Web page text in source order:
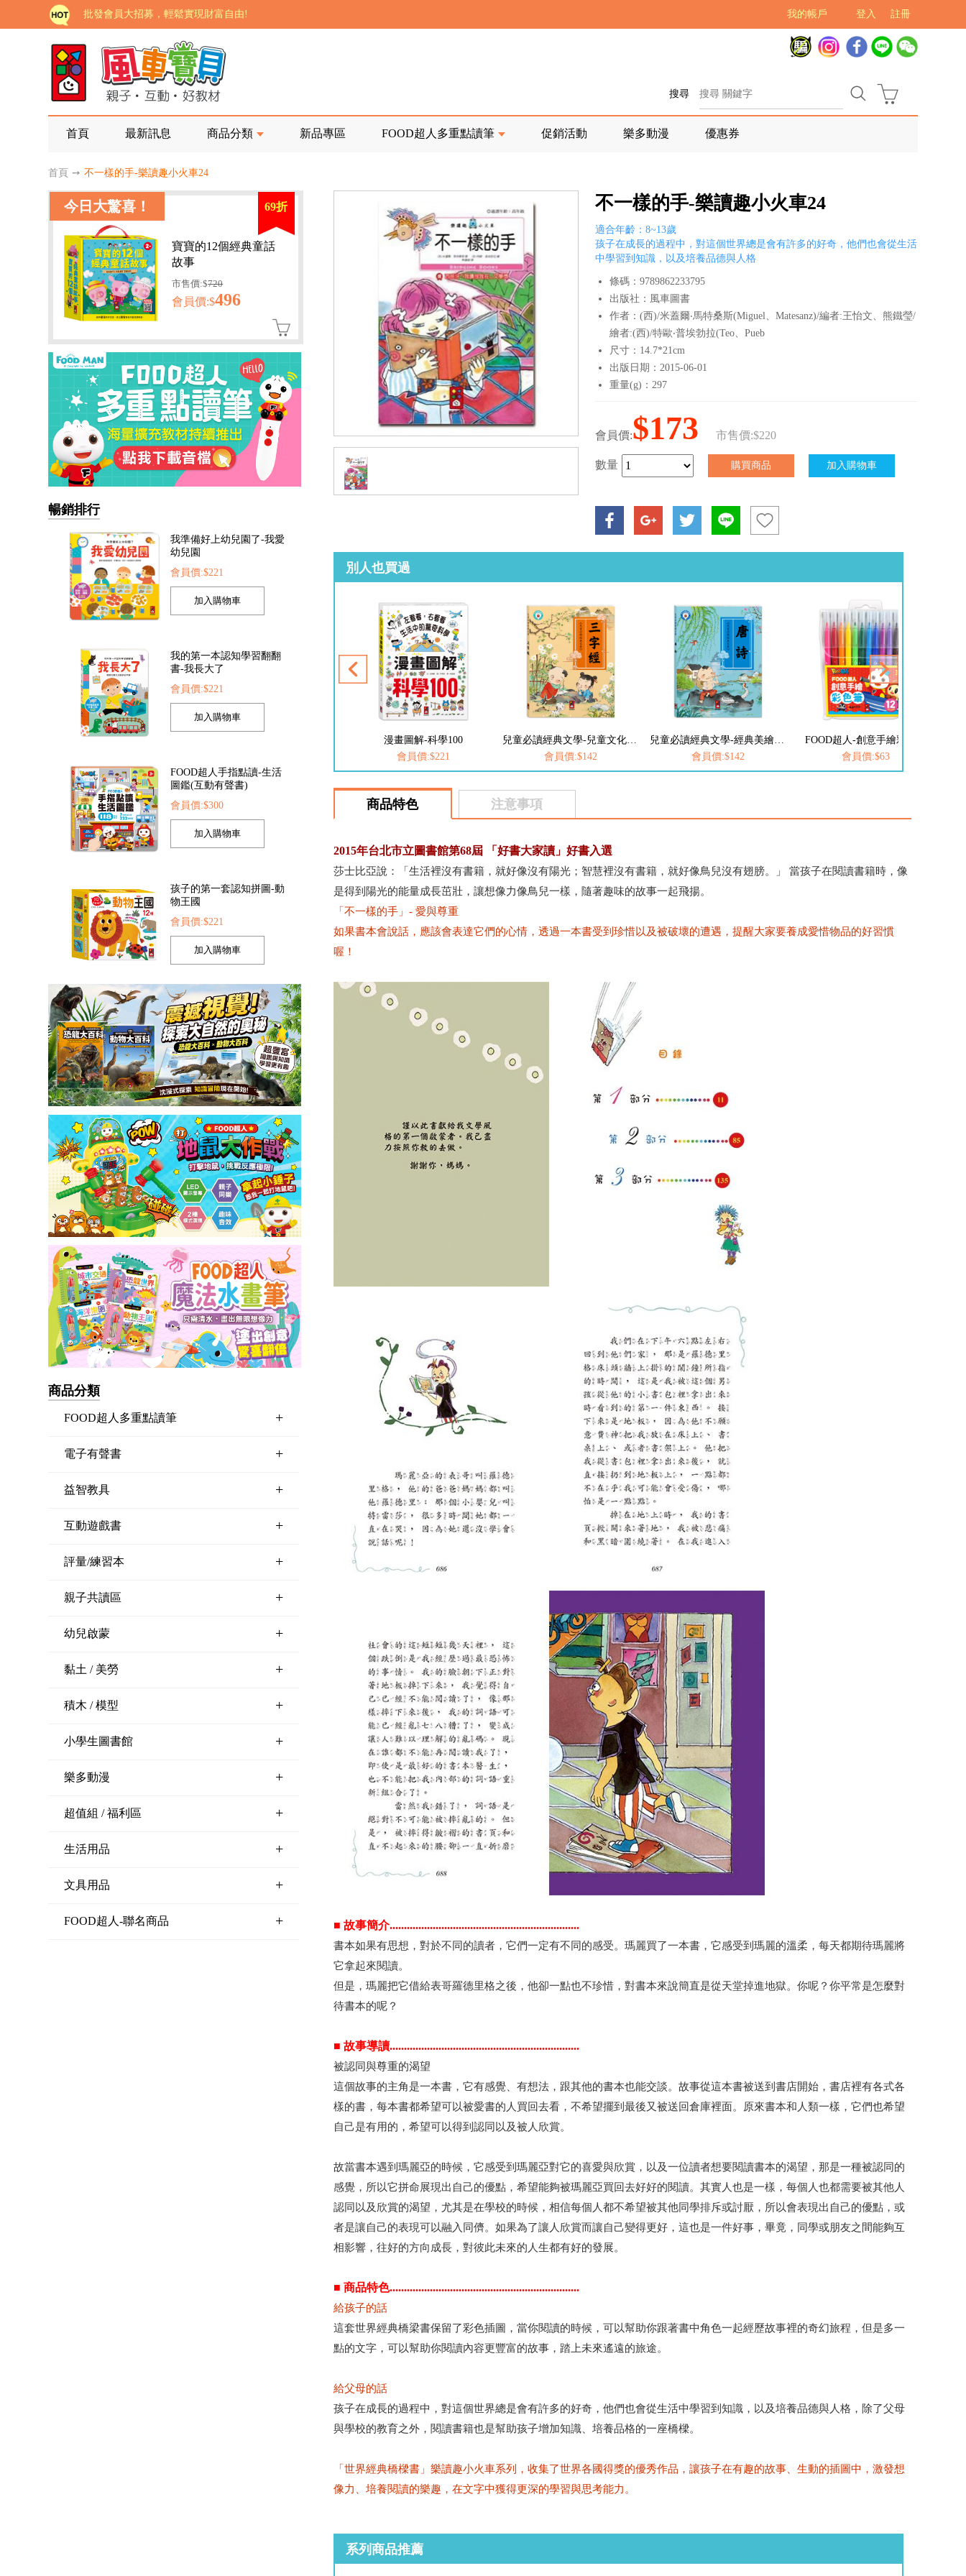
註冊
登入
我的帳戶
批發會員大招募，輕鬆實現財富自由!
如需更改或重開發票 需在訂單成立三天內通知客服 寄回發票需附上回郵郵票
老師您好!!幼教會員火熱招募中~
海外購物免煩惱！點我查看『海外購物流程說明』
家長樂了!「風車書版集團暨FOOD超人企業總部」目前正興建中!
老師您好!!幼教會員火熱招募中~
海外購物免煩惱！點我查看『海外購物流程說明』
搜尋
首頁 最新訊息 商品分類 新品專區 FOOD超人多重點讀筆 促銷活動 樂多動漫 優惠券
首頁 ➙ 不一樣的手-樂讀趣小火車24
今日大驚喜！ 69折
寶寶的12個經典童話
故事
市售價:$720
會員價:$496
暢銷排行
我準備好上幼兒園了-我愛
幼兒園
會員價:$221
我的第一本認知學習翻翻
書-我長大了
會員價:$221
FOOD超人手指點讀-生活
圖鑑(互動有聲書)
會員價:$300
孩子的第一套認知拼圖-動
物王國
會員價:$221
商品分類
FOOD超人多重點讀筆 +
電子有聲書 +
益智教具 +
互動遊戲書 +
評量/練習本 +
親子共讀區 +
幼兒啟蒙 +
黏土 / 美勞 +
積木 / 模型 +
小學生圖書館 +
樂多動漫 +
超值組 / 福利區 +
生活用品 +
文具用品 +
FOOD超人-聯名商品 +
不一樣的手-樂讀趣小火車24
適合年齡：8~13歲
孩子在成長的過程中，對這個世界總是會有許多的好奇，他們也會從生活
中學習到知識，以及培養品德與人格
條碼：9789862233795
出版社：風車圖書
作者：(西)/米蓋爾‧馬特桑斯(Miguel、Matesanz)/編者:王怡文、熊鐵瑩/
繪者:(西)/特歐‧普埃勃拉(Teo、Pueb
尺寸：14.7*21cm
出版日期：2015-06-01
重量(g)：297
會員價:$173 市售價:$220
數量
別人也買過
漫畫圖解-科學100
會員價:$221
會員價:$142
會員價:$142
FOOD超人-創意手繪彩色筆
會員價:$63
商品特色 注意事項
2015年台北市立圖書館第68屆 「好書大家讀」好書入選
莎士比亞說：「生活裡沒有書籍，就好像沒有陽光；智慧裡沒有書籍，就好像鳥兒沒有翅膀。」 當孩子在閱讀書籍時，像
是得到陽光的能量成長茁壯，讓想像力像鳥兒一樣，隨著趣味的故事一起飛揚。
「不一樣的手」- 愛與尊重
如果書本會說話，應該會表達它們的心情，透過一本書受到珍惜以及被破壞的遭遇，提醒大家要養成愛惜物品的好習慣
喔！
■ 故事簡介..................................................................
書本如果有思想，對於不同的讀者，它們一定有不同的感受。瑪麗買了一本書，它感受到瑪麗的溫柔，每天都期待瑪麗將
它拿起來閱讀。
但是，瑪麗把它借給表哥羅德里格之後，他卻一點也不珍惜，對書本來說簡直是從天堂掉進地獄。你呢？你平常是怎麼對
待書本的呢？
■ 故事導讀..................................................................
被認同與尊重的渴望
這個故事的主角是一本書，它有感覺、有想法，跟其他的書本也能交談。故事從這本書被送到書店開始，書店裡有各式各
樣的書，每本書都希望可以被愛書的人買回去看，不希望擺到最後又被送回倉庫裡面。原來書本和人類一樣，它們也希望
自己是有用的，希望可以得到認同以及被人欣賞。
故當書本遇到瑪麗亞的時候，它感受到瑪麗亞對它的喜愛與欣賞，以及一位讀者想要閱讀書本的渴望，那是一種被認同的
感覺，所以它拼命展現出自己的優點，希望能夠被瑪麗亞買回去好好的閱讀。其實人也是一樣，每個人也都需要被其他人
認同以及欣賞的渴望，尤其是在學校的時候，相信每個人都不希望被其他同學排斥或討厭，所以會表現出自己的優點，或
者是讓自己的表現可以融入同儕。如果為了讓人欣賞而讓自己變得更好，這也是一件好事，畢竟，同學或朋友之間能夠互
相影響，往好的方向成長，對彼此未來的人生都有好的發展。
■ 商品特色..................................................................
給孩子的話
這套世界經典橋梁書保留了彩色插圖，當你閱讀的時候，可以幫助你跟著書中角色一起經歷故事裡的奇幻旅程，但是多一
點的文字，可以幫助你閱讀內容更豐富的故事，踏上未來遙遠的旅途。
給父母的話
孩子在成長的過程中，對這個世界總是會有許多的好奇，他們也會從生活中學習到知識，以及培養品德與人格，除了父母
與學校的教育之外，閱讀書籍也是幫助孩子增加知識、培養品格的一座橋樑。
「世界經典橋樑書」樂讀趣小火車系列，收集了世界各國得獎的優秀作品，讓孩子在有趣的故事、生動的插圖中，激發想
像力、培養閱讀的樂趣，在文字中獲得更深的學習與思考能力。
系列商品推薦